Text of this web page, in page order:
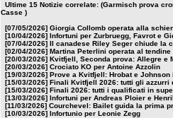
Ultime 15 Notizie correlate: (Garmisch prova
Casse )
[07/05/2026] Giorgia Collomb operata alla
[10/04/2026] Infortuni per Zurbruegg, Favrot e
[07/04/2026] Il canadese Riley Seger chiude la
[02/04/2026] Martina Peterlini operata al tendine
[20/03/2026] Kvitfjell, Seconda prova: Allegre e
[20/03/2026] Crociato KO per Antoine Azzolin
[19/03/2026] Prove a Kvitfjell: Hrobat e Johnson
[15/03/2026] Finali Kvitfjell 2026: tutti gli azzurri
[15/03/2026] Finali 2026: tutti i qualificati in
[13/03/2026] Infortuni per Andreas Ploier e
[11/03/2026] Courchevel: Bailet guida la prima
[10/03/2026] Infortunio per Leonie Zegg